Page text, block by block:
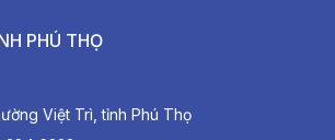
PHÚ THỌ
Việt Trì, tỉnh Phú Thọ